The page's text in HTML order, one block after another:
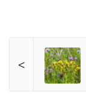
<